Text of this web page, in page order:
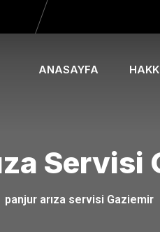
ANASAYFA
Servisi
panjur arıza servisi Gaziemir